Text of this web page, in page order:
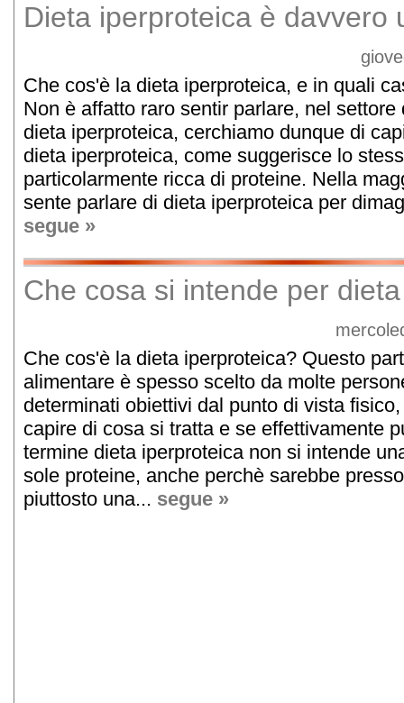
Dieta iperproteica è davvero
Che cos'è la dieta iperproteica, e in quali
Non è affatto raro sentir parlare, nel
dieta iperproteica, cerchiamo dunque di
dieta iperproteica, come suggerisce lo
particolarmente ricca di proteine. Nella
sente parlare di dieta iperproteica per
segue »
Che cosa si intende per
Che cos'è la dieta iperproteica? Questo
alimentare è spesso scelto da molte
determinati obiettivi dal punto di vista
capire di cosa si tratta e se effettivamente
termine dieta iperproteica non si intende
sole proteine, anche perchè sarebbe
piuttosto una... segue »